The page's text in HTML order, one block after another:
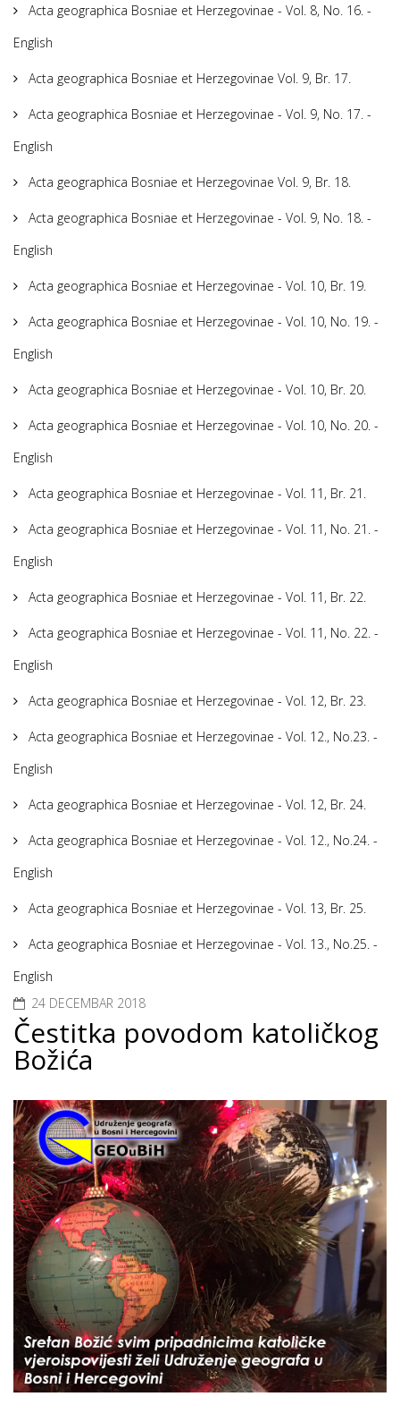
Acta geographica Bosniae et Herzegovinae - Vol. 8, No. 16. -
English
Acta geographica Bosniae et Herzegovinae Vol. 9, Br. 17.
Acta geographica Bosniae et Herzegovinae - Vol. 9, No. 17. -
English
Acta geographica Bosniae et Herzegovinae Vol. 9, Br. 18.
Acta geographica Bosniae et Herzegovinae - Vol. 9, No. 18. -
English
Acta geographica Bosniae et Herzegovinae - Vol. 10, Br. 19.
Acta geographica Bosniae et Herzegovinae - Vol. 10, No. 19. -
English
Acta geographica Bosniae et Herzegovinae - Vol. 10, Br. 20.
Acta geographica Bosniae et Herzegovinae - Vol. 10, No. 20. -
English
Acta geographica Bosniae et Herzegovinae - Vol. 11, Br. 21.
Acta geographica Bosniae et Herzegovinae - Vol. 11, No. 21. -
English
Acta geographica Bosniae et Herzegovinae - Vol. 11, Br. 22.
Acta geographica Bosniae et Herzegovinae - Vol. 11, No. 22. -
English
Acta geographica Bosniae et Herzegovinae - Vol. 12, Br. 23.
Acta geographica Bosniae et Herzegovinae - Vol. 12., No.23. -
English
Acta geographica Bosniae et Herzegovinae - Vol. 12, Br. 24.
Acta geographica Bosniae et Herzegovinae - Vol. 12., No.24. -
English
Acta geographica Bosniae et Herzegovinae - Vol. 13, Br. 25.
Acta geographica Bosniae et Herzegovinae - Vol. 13., No.25. -
English
24 DECEMBAR 2018
Čestitka povodom katoličkog
Božića